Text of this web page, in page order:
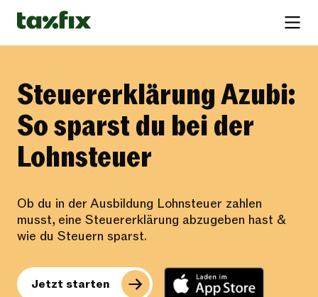
Steuererklärung Azubi:
So sparst du bei der
Lohnsteuer
Ob du in der Ausbildung Lohnsteuer zahlen
musst, eine Steuererklärung abzugeben hast &
wie du Steuern sparst.
Jetzt starten